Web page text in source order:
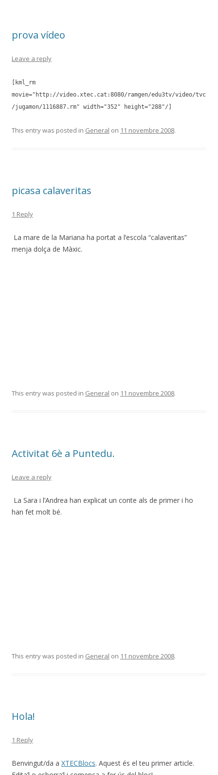
prova vídeo
Leave a reply
[kml_rm
movie="http://video.xtec.cat:8080/ramgen/edu3tv/video/tvc
/jugamon/1116887.rm" width="352" height="288"/]
This entry was posted in General on 11 novembre 2008.
picasa calaveritas
1 Reply
La mare de la Mariana ha portat a l’escola “calaveritas”
menja dolça de Màxic.
This entry was posted in General on 11 novembre 2008.
Activitat 6è a Puntedu.
Leave a reply
La Sara i l’Andrea han explicat un conte als de primer i ho
han fet molt bé.
This entry was posted in General on 11 novembre 2008.
Hola!
1 Reply
Benvingut/da a XTECBlocs. Aquest és el teu primer article.